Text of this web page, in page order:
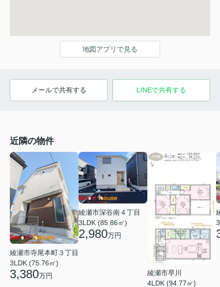
地図アプリで見る
メールで共有する LINEで共有する
近隣の物件
綾瀬市寺尾本町３丁目
3LDK (75.76㎡)
3,380万円
綾瀬市深谷南４丁目
3LDK (85.86㎡)
2,980万円
綾瀬市早川
4LDK (94.77㎡)